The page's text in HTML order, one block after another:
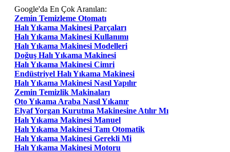
Google'da En Çok Aranılan:
Zemin Temizleme Otomatı
Halı Yıkama Makinesi Parçaları
Halı Yıkama Makinesi Kullanımı
Halı Yıkama Makinesi Modelleri
Doğuş Halı Yıkama Makinesi
Halı Yıkama Makinesi Cimri
Endüstriyel Halı Yıkama Makinesi
Halı Yıkama Makinesi Nasıl Yapılır
Zemin Temizlik Makinaları
Oto Yıkama Araba Nasıl Yıkanır
Elyaf Yorgan Kurutma Makinesine Atılır Mı
Halı Yıkama Makinesi Manuel
Halı Yıkama Makinesi Tam Otomatik
Halı Yıkama Makinesi Gerekli Mi
Halı Yıkama Makinesi Motoru